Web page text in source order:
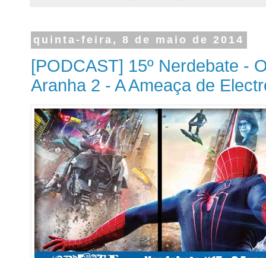
quinta-feira, 8 de maio de 2014
[PODCAST] 15º Nerdebate -
Aranha 2 - A Ameaça de